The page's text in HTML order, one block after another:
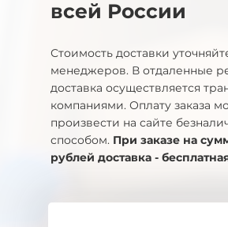
всей России
Стоимость доставки
менеджеров. В отдаленные
доставка осуществляется
компаниями. Оплату заказа
произвести на сайте
способом. При заказе на
рублей доставка -